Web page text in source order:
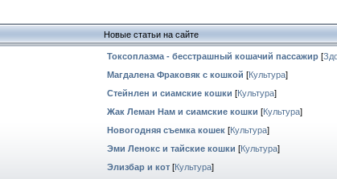
Новые статьи на сайте
Токсоплазма - бесстрашный кошачий пассажир [
Магдалена Фраковяк с кошкой [Культура]
Стейнлен и сиамские кошки [Культура]
Жак Леман Нам и сиамские кошки [Культура]
Новогодняя съемка кошек [Культура]
Эми Ленокс и тайские кошки [Культура]
Элизбар и кот [Культура]